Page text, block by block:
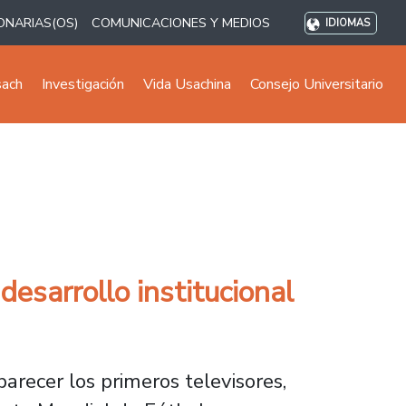
COMUNICACIONES Y MEDIOS IDIOMAS
Investigación Vida Usachina Consejo Universitario
institucional
los primeros televisores,